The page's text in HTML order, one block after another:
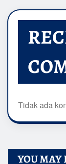
Tidak ada
YOU MAY